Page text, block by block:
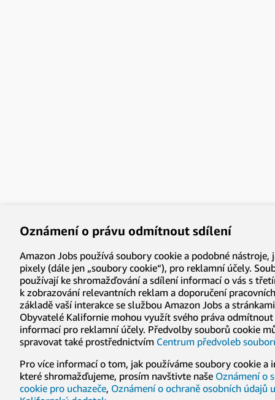
Oznámení o právu odmítnout sdílení
Amazon Jobs používá soubory cookie a podobné nástroje,
pixely (dále jen „soubory cookie“), pro reklamní účely.
používají ke shromažďování a sdílení informací o vás s
k zobrazování relevantních reklam a doporučení
základě vaší interakce se službou Amazon Jobs a
Obyvatelé Kalifornie mohou využít svého práva
informací pro reklamní účely. Předvolby souborů cookie
spravovat také prostřednictvím Centrum předvoleb
Pro více informací o tom, jak používáme soubory cookie a
které shromažďujeme, prosím navštivte naše Oznámení o
cookie pro uchazeče, Oznámení o ochraně osobních údajů